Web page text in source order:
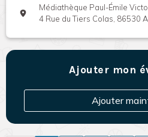
Médiathèque Paul-Émile
4 Rue du Tiers Colas, 86530
Ajouter mon
Ajouter